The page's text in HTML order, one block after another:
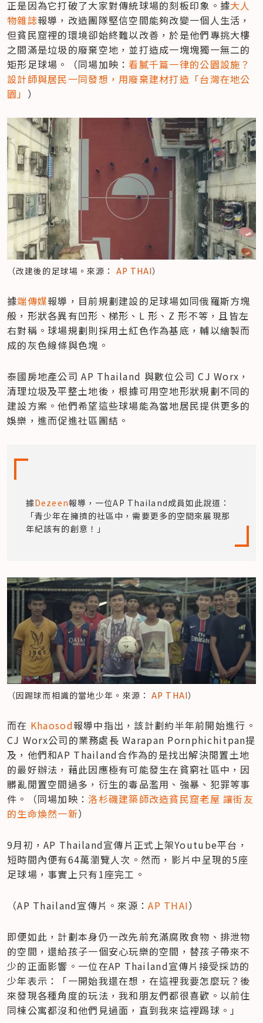
正是因為它打破了大家對傳統球場的刻板印象。據大人
物雜誌報導，改造團隊堅信空間能夠改變一個人生活，
但貧民窟裡的環境卻始終難以改善，於是他們專挑大樓
之間滿是垃圾的廢棄空地，並打造成一塊塊獨一無二的
矩形足球場。（同場加映：看膩千篇一律的公園設施？
設計師與居民一同發想，用廢棄建材打造「台灣在地公
園」 ）
（改建後的足球場。來源： AP THAI）
據端傳媒報導，目前規劃建設的足球場如同俄羅斯方塊
般，形狀各異有凹形、梯形、L 形、Z 形不等，且皆左
右對稱。球場規劃則採用土紅色作為基底，輔以繪製而
成的灰色線條與色塊。
泰國房地產公司 AP Thailand 與數位公司 CJ Worx，
清理垃圾及平整土地後，根據可用空地形狀規劃不同的
建設方案。他們希望這些球場能為當地居民提供更多的
娛樂，進而促進社區團結。
據Dezeen報導，一位AP Thailand成員如此說道：
「青少年在擁擠的社區中，需要更多的空間來展現那
年紀該有的創意！」
（因踢球而相識的當地少年。來源： AP THAI）
而在 Khaosod報導中指出，該計劃約半年前開始進行。
CJ Worx公司的業務處長 Warapan Pornphichitpan提
及，他們和AP Thailand合作為的是找出解決閒置土地
的最好辦法，藉此因應極有可能發生在貧窮社區中，因
髒亂閒置空間過多，衍生的毒品濫用、強暴、犯罪等事
件。（同場加映： 洛杉磯建築師改造貧民窟老屋 讓街友
的生命煥然一新）
9月初，AP Thailand宣傳片正式上架Youtube平台，
短時間內便有64萬瀏覽人次。然而，影片中呈現的5座
足球場，事實上只有1座完工。
（AP Thailand宣傳片。來源：AP THAI）
即便如此，計劃本身仍一改先前充滿腐敗食物、排泄物
的空間，還給孩子一個安心玩樂的空間，替孩子帶來不
少的正面影響。一位在AP Thailand宣傳片接受採訪的
少年表示：「一開始我還在想，在這裡我要怎麼玩？後
來發現各種角度的玩法，我和朋友們都很喜歡。以前住
同棟公寓都沒和他們見過面，直到我來這裡踢球。」